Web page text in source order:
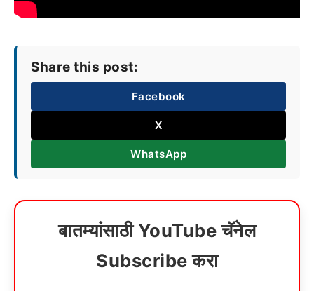
Share this post:
Facebook
X
WhatsApp
बातम्यांसाठी YouTube चॅनेल
Subscribe करा